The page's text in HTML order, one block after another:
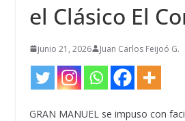
el Clásico El
junio 21, 2026 Juan Carlos Feijoó G.
GRAN MANUEL se impuso con